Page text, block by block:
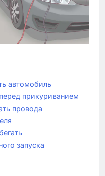
автомобиль
прикуриванием
провода
запуска